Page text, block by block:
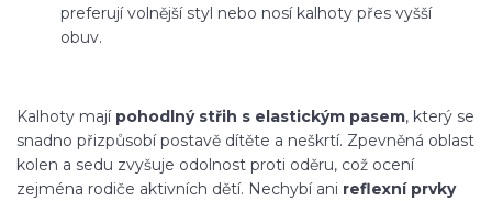
preferují volnější styl nebo nosí kalhoty přes vyšší
obuv.
Kalhoty mají pohodlný střih s elastickým pasem, který se
snadno přizpůsobí postavě dítěte a neškrtí. Zpevněná oblast
kolen a sedu zvyšuje odolnost proti oděru, což ocení
zejména rodiče aktivních dětí. Nechybí ani reflexní prvky